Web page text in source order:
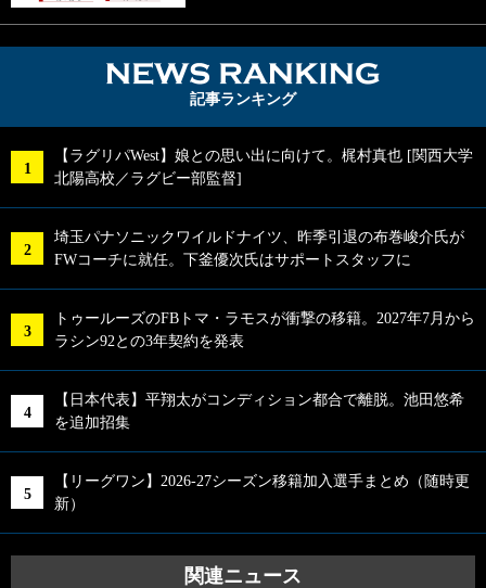
記事ランキング
【ラグリパWest】娘との思い出に向けて。梶村真也 [関西大学
北陽高校／ラグビー部監督]
埼玉パナソニックワイルドナイツ、昨季引退の布巻峻介氏が
FWコーチに就任。下釜優次氏はサポートスタッフに
トゥールーズのFBトマ・ラモスが衝撃の移籍。2027年7月から
ラシン92との3年契約を発表
【日本代表】平翔太がコンディション都合で離脱。池田悠希
を追加招集
【リーグワン】2026-27シーズン移籍加入選手まとめ（随時更
新）
関連ニュース